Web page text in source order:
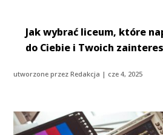
Jak wybrać liceum, które
do Ciebie i Twoich
utworzone przezRedakcja | cze 4, 2025